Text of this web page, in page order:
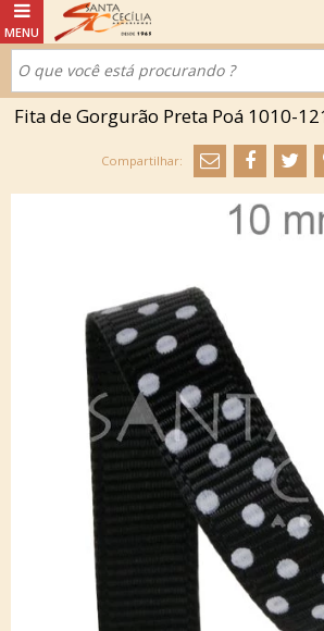
Fita de Gorgurão Preta Poá 1010-